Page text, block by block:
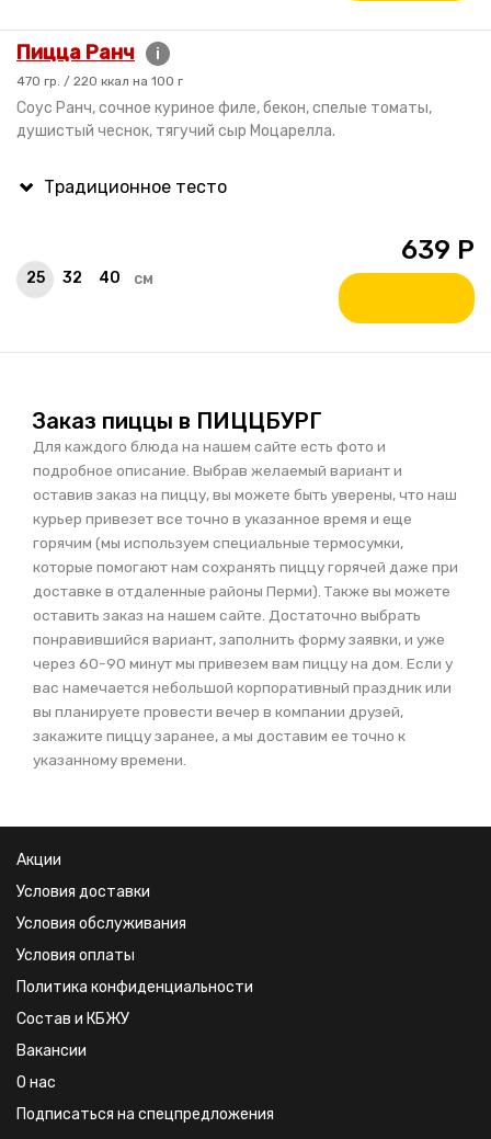
Пицца Ранч i
470 гр. / 220 ккал на 100 г
Соус Ранч, сочное куриное филе, бекон, спелые томаты,
душистый чеснок, тягучий сыр Моцарелла.
25 32 40 см
639 Р
Заказ пиццы в ПИЦЦБУРГ
Для каждого блюда на нашем сайте есть фото и
подробное описание. Выбрав желаемый вариант и
оставив заказ на пиццу, вы можете быть уверены, что наш
курьер привезет все точно в указанное время и еще
горячим (мы используем специальные термосумки,
которые помогают нам сохранять пиццу горячей даже при
доставке в отдаленные районы Перми). Также вы можете
оставить заказ на нашем сайте. Достаточно выбрать
понравившийся вариант, заполнить форму заявки, и уже
через 60-90 минут мы привезем вам пиццу на дом. Если у
вас намечается небольшой корпоративный праздник или
вы планируете провести вечер в компании друзей,
закажите пиццу заранее, а мы доставим ее точно к
указанному времени.
Акции
Условия доставки
Условия обслуживания
Условия оплаты
Политика конфиденциальности
Состав и КБЖУ
Вакансии
О нас
Подписаться на спецпредложения